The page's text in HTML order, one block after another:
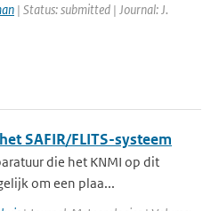
| Status: submitted | Journal: J.
SAFIR/FLITS-systeem
die het KNMI op dit
om een plaa...